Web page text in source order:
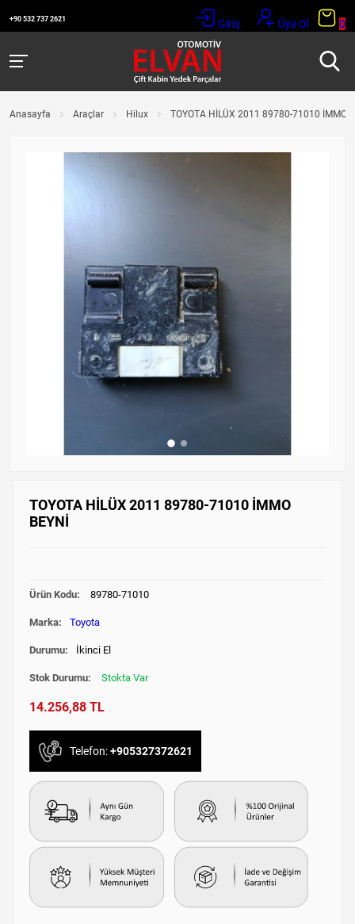
+90 532 737 2621 Giriş Üye Ol 0
Anasayfa Araçlar Hilux TOYOTA HİLÜX 2011 89780-71010 İMMO
TOYOTA HİLÜX 2011 89780-71010 İMMO
BEYNİ
Ürün Kodu: 89780-71010
Marka: Toyota
Durumu: İkinci El
Stok Durumu: Stokta Var
14.256,88 TL
Telefon:+905327372621